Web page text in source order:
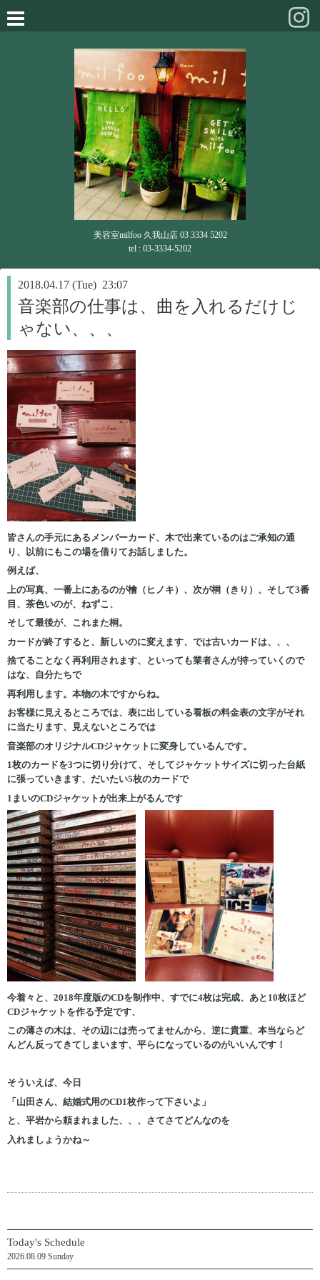
美容室milfoo 久我山店 03 3334 5202
tel : 03-3334-5202
2018.04.17 (Tue) 23:07
音楽部の仕事は、曲を入れるだけじ
ゃない、、、
皆さんの手元にあるメンバーカード、木で出来ているのはご承知の通
り、以前にもこの場を借りてお話しました。
例えば、
上の写真、一番上にあるのが檜（ヒノキ）、次が桐（きり）、そして3番
目、茶色いのが、ねずこ、
そして最後が、これまた桐。
カードが終了すると、新しいのに変えます、では古いカードは、、、
捨てることなく再利用されます、といっても業者さんが持っていくので
はな、自分たちで
再利用します。本物の木ですからね。
お客様に見えるところでは、表に出している看板の料金表の文字がそれ
に当たります、見えないところでは
音楽部のオリジナルCDジャケットに変身しているんです。
1枚のカードを3つに切り分けて、そしてジャケットサイズに切った台紙
に張っていきます、だいたい5枚のカードで
1まいのCDジャケットが出来上がるんです
今着々と、2018年度版のCDを制作中、すでに4枚は完成、あと10枚ほど
CDジャケットを作る予定です、
この薄さの木は、その辺には売ってませんから、逆に貴重、本当ならど
んどん反ってきてしまいます、平らになっているのがいいんです！
そういえば、今日
「山田さん、結婚式用のCD1枚作って下さいよ」
と、平岩から頼まれました、、、さてさてどんなのを
入れましょうかね～
Today's Schedule
2026.08.09 Sunday